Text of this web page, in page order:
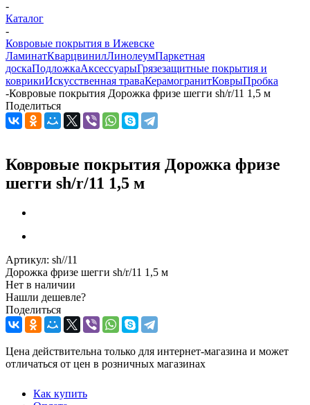
-
Каталог
-
Ковровые покрытия в Ижевске
ЛаминатКварцвинилЛинолеумПаркетная
доскаПодложкаАксессуарыГрязезащитные покрытия и
коврикиИскусственная траваКерамогранитКоврыПробка
-Ковровые покрытия Дорожка фризе шегги sh/r/11 1,5 м
Поделиться
Ковровые покрытия Дорожка фризе
шегги sh/r/11 1,5 м
Артикул: sh//11
Дорожка фризе шегги sh/r/11 1,5 м
Нет в наличии
Нашли дешевле?
Поделиться
Цена действительна только для интернет-магазина и может
отличаться от цен в розничных магазинах
Как купить